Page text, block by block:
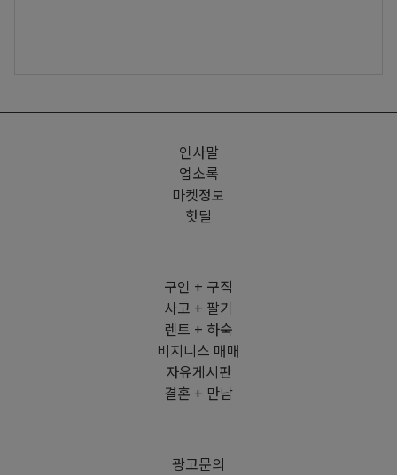
인사말
업소록
마켓정보
핫딜
구인 + 구직
사고 + 팔기
렌트 + 하숙
비지니스 매매
자유게시판
결혼 + 만남
광고문의